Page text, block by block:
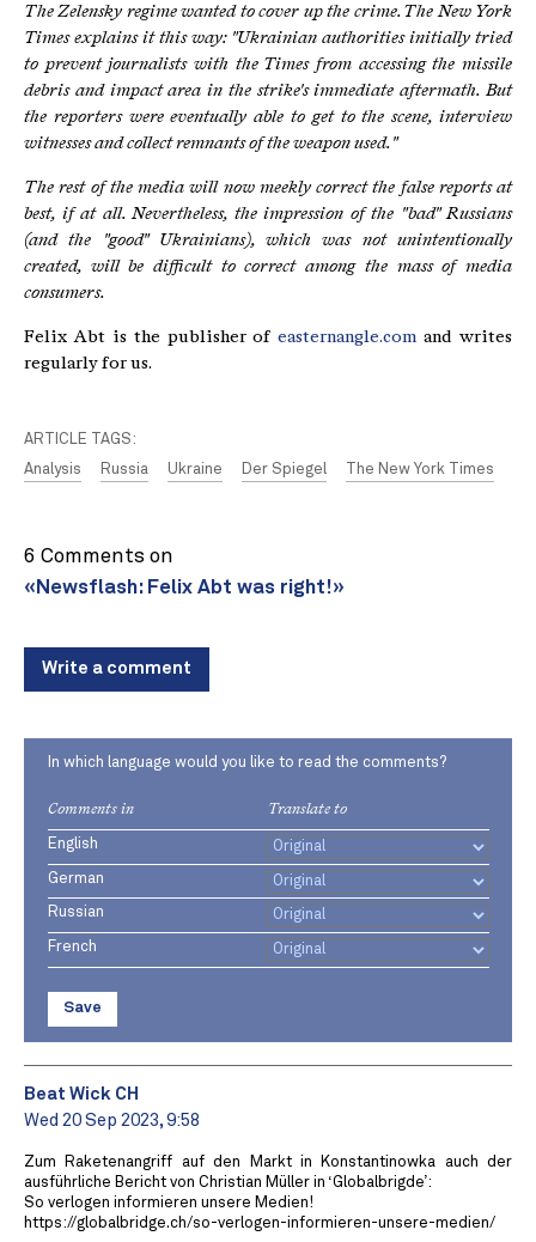
The Zelensky regime wanted to cover up the crime. The New York
Times explains it this way: "Ukrainian authorities initially tried
to prevent journalists with the Times from accessing the missile
debris and impact area in the strike's immediate aftermath. But
the reporters were eventually able to get to the scene, interview
witnesses and collect remnants of the weapon used."
The rest of the media will now meekly correct the false reports at
best, if at all. Nevertheless, the impression of the "bad" Russians
(and the "good" Ukrainians), which was not unintentionally
created, will be difficult to correct among the mass of media
consumers.
Felix Abt is the publisher ofeasternangle.com and writes
regularly for us.
ARTICLE TAGS:
Analysis
Russia Ukraine Der Spiegel The New York Times
6 Comments on
«Newsflash: Felix Abt was right!»
Write a comment
In which language would you like to read the comments?
Comments in Translate to
English
German
Russian
French
Save
Beat Wick CH
Wed 20 Sep 2023, 9:58
Zum Raketenangriff auf den Markt in Konstantinowka auch der
ausführliche Bericht von Christian Müller in ‘Globalbrigde’:
So verlogen informieren unsere Medien!
https://globalbridge.ch/so-verlogen-informieren-unsere-medien/